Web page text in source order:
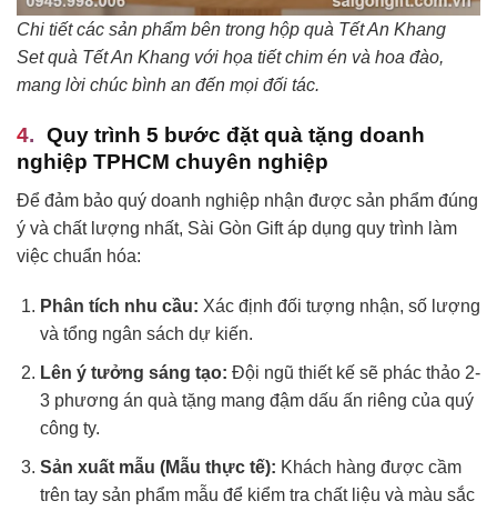
Chi tiết các sản phẩm bên trong hộp quà Tết An Khang
Set quà Tết An Khang với họa tiết chim én và hoa đào,
mang lời chúc bình an đến mọi đối tác.
Quy trình 5 bước đặt quà tặng doanh
nghiệp TPHCM chuyên nghiệp
Để đảm bảo quý doanh nghiệp nhận được sản phẩm đúng
ý và chất lượng nhất, Sài Gòn Gift áp dụng quy trình làm
việc chuẩn hóa:
Phân tích nhu cầu: Xác định đối tượng nhận, số lượng
và tổng ngân sách dự kiến.
Lên ý tưởng sáng tạo: Đội ngũ thiết kế sẽ phác thảo 2-
3 phương án quà tặng mang đậm dấu ấn riêng của quý
công ty.
Sản xuất mẫu (Mẫu thực tế): Khách hàng được cầm
trên tay sản phẩm mẫu để kiểm tra chất liệu và màu sắc